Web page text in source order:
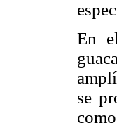
En
se